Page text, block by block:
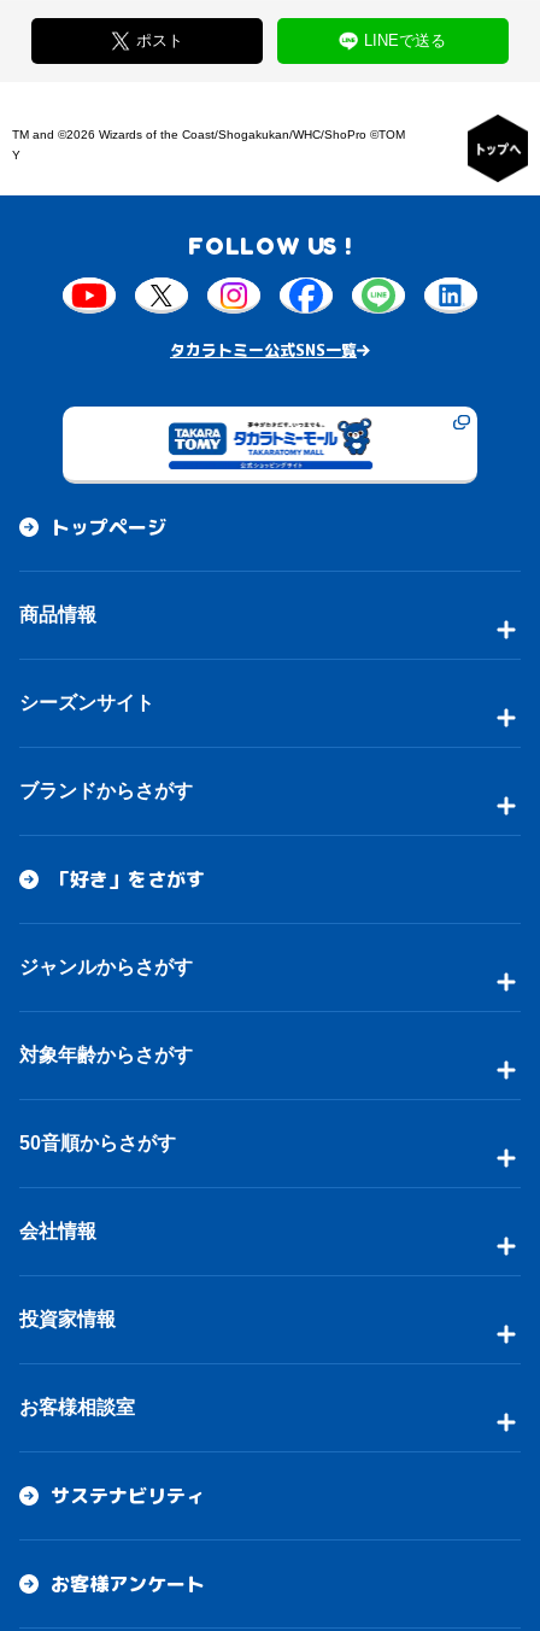
ポスト LINEで送る
TM and ©2026 Wizards of the Coast/Shogakukan/WHC/ShoPro ©TOM
Y
FOLLOW US !
タカラトミー公式SNS一覧
トップページ
商品情報
シーズンサイト
ブランドからさがす
「好き」をさがす
ジャンルからさがす
対象年齢からさがす
50音順からさがす
会社情報
投資家情報
お客様相談室
サステナビリティ
お客様アンケート